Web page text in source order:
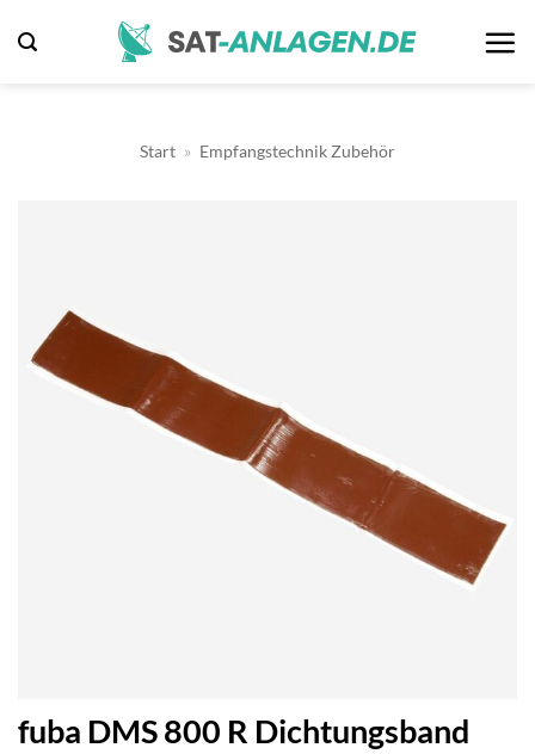
Inhalt
Start » Empfangstechnik Zubehör
fuba DMS 800 R Dichtungsband